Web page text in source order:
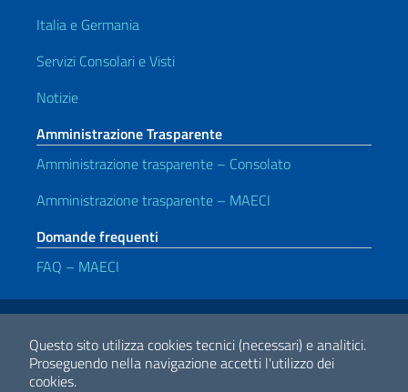
Questo sito utilizza cookies tecnici (necessari) e analitici.
Proseguendo nella navigazione accetti l'utilizzo dei
cookies.
Italia e Germania
Servizi Consolari e Visti
Notizie
Amministrazione Trasparente
Amministrazione trasparente – Consolato
Amministrazione trasparente – MAECI
Domande frequenti
FAQ – MAECI
Link Utili